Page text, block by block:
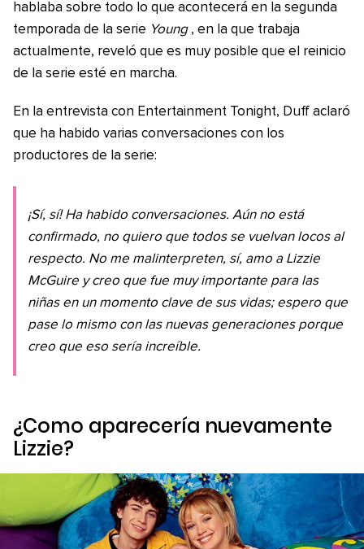
hablaba sobre todo lo que acontecerá en la segunda
temporada de la serie Young , en la que trabaja
actualmente, reveló que es muy posible que el reinicio
de la serie esté en marcha.
En la entrevista con Entertainment Tonight, Duff aclaró
que ha habido varias conversaciones con los
productores de la serie:
¡Sí, sí! Ha habido conversaciones. Aún no está
confirmado, no quiero que todos se vuelvan locos al
respecto. No me malinterpreten, sí, amo a Lizzie
McGuire y creo que fue muy importante para las
niñas en un momento clave de sus vidas; espero que
pase lo mismo con las nuevas generaciones porque
creo que eso sería increíble.
¿Como aparecería nuevamente
Lizzie?